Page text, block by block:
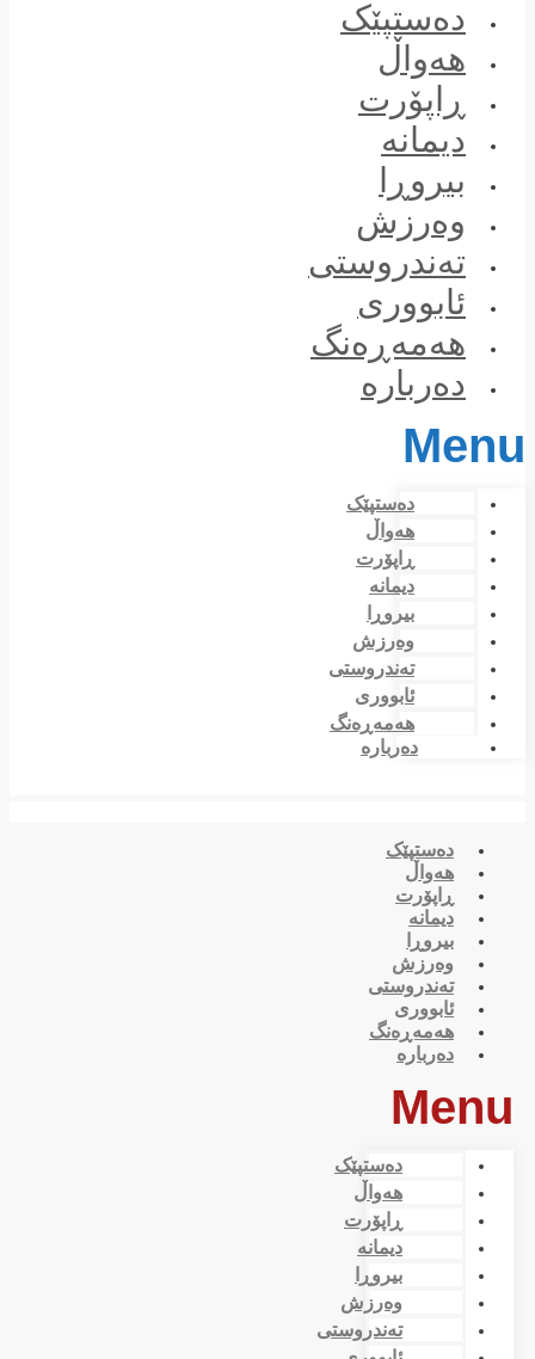
دەستپێک
هەواڵ
ڕاپۆرت
دیمانە
بیروڕا
وەرزش
تەندروستی
ئابووری
هەمەڕەنگ
دەربارە
Menu
دەستپێک
هەواڵ
ڕاپۆرت
دیمانە
بیروڕا
وەرزش
تەندروستی
ئابووری
هەمەڕەنگ
دەربارە
دەستپێک
هەواڵ
ڕاپۆرت
دیمانە
بیروڕا
وەرزش
تەندروستی
ئابووری
هەمەڕەنگ
دەربارە
Menu
دەستپێک
هەواڵ
ڕاپۆرت
دیمانە
بیروڕا
وەرزش
تەندروستی